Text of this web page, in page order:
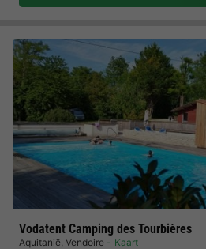
Vodatent Camping des Tourbières
Aquitanië, Vendoire
Kaart